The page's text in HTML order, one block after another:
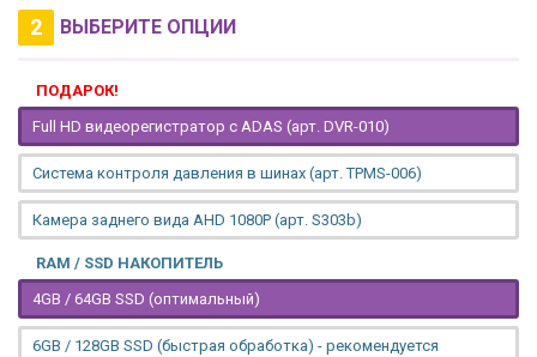
2 ВЫБЕРИТЕ ОПЦИИ
ПОДАРОК!
Full HD видеорегистратор с ADAS (арт. DVR-010)
Система контроля давления в шинах (арт. TPMS-006)
Камера заднего вида AHD 1080P (арт. S303b)
RAM / SSD НАКОПИТЕЛЬ
4GB / 64GB SSD (оптимальный)
6GB / 128GB SSD (быстрая обработка) - рекомендуется